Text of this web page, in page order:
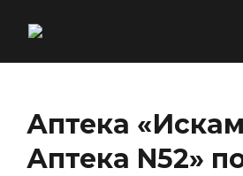
Аптека
Аптека N52»